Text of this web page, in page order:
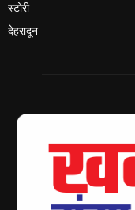
स्टोरी
देहरादून